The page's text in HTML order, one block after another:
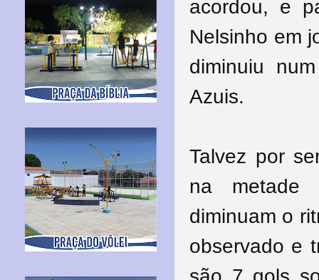
acordou, e
Nelsinho em
diminuiu
Azuis.
Talvez por
na metade
diminuam o
observado e